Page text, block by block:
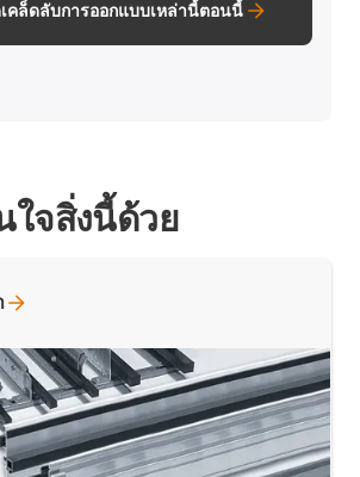
คล็ดลับการออกแบบเหล่านี้ตอนนี้
จสิ่งนี้ด้วย